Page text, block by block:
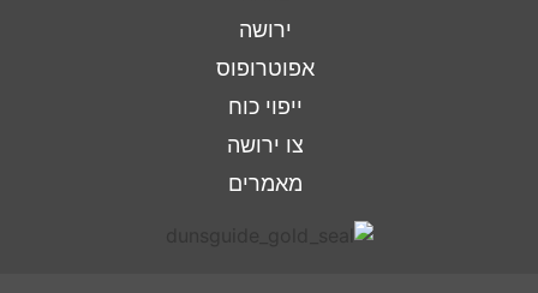
ירושה
אפוטרופוס
ייפוי כוח
צו ירושה
מאמרים